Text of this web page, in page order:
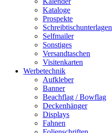
Kataloge
Prospekte
Schreibtischunterlagen
Selfmailer
Sonstiges
Versandtaschen
Visitenkarten
Werbetechnik
Aufkleber
Banner
Beachflag / Bowflag
Deckenhänger
Displays
Fahnen